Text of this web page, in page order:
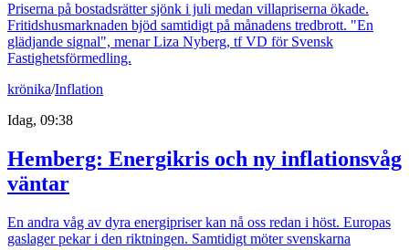
Priserna på bostadsrätter sjönk i juli medan villapriserna ökade.
Fritidshusmarknaden bjöd samtidigt på månadens tredbrott. "En
glädjande signal", menar Liza Nyberg, tf VD för Svensk
Fastighetsförmedling.
krönika/Inflation
Idag, 09:38
Hemberg: Energikris och ny inflationsvåg
väntar
En andra våg av dyra energipriser kan nå oss redan i höst. Europas
gaslager pekar i den riktningen. Samtidigt möter svenskarna